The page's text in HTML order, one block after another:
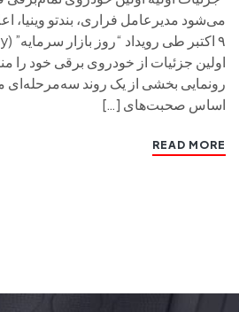
می‌شود مدیرعامل فراری، بندتو وینیا،
اولین جزئیات از خودروی برقی خود را
رونمایی بخشی از یک روند سه‌مرحله‌ای
اساس صحبت‌های […]
READ MORE